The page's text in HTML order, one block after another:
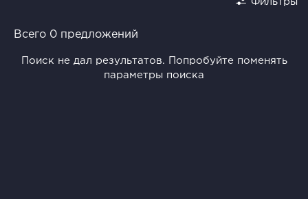
Всего 0 предложений
Поиск не дал результатов. Попробуйте поменять
параметры поиска